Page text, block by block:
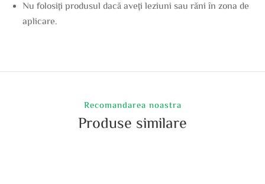
Nu folosiți produsul dacă aveți leziuni sau răni în zona de
aplicare.
Recomandarea noastra
Produse similare